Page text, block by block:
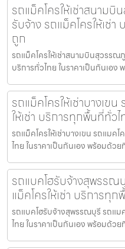
รถแม็คโครให้เช่าสนาม
รับจ้าง รถแม็คโครให้เช่
ถูก
รถแม็คโครให้เช่าสนามบินสุวรรณ
บริการทั่วไทย ในราคาเป็นกันเอ
รถแม็คโครให้เช่าบางเข
ให้เช่า บริการทุกพื้นที่ทั่ว
รถแม็คโครให้เช่าบางเขน รถแมค
ไทย ในราคาเป็นกันเอง พร้อมด้ว
รถแบคโฮรับจ้างสุพรรณ
แม็คโครให้เช่า บริการทุ
รถแบคโฮรับจ้างสุพรรณบุรี รถแม
ไทย ในราคาเป็นกันเอง พร้อมด้